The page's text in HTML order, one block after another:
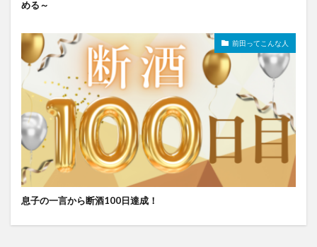
める～
前田ってこんな人
息子の一言から断酒100日達成！